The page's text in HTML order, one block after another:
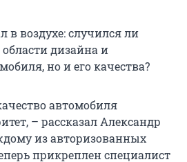
в воздухе: случился ли
дизайна и
но и его качества?
автомобиля
– рассказал Александр
из авторизованных
прикреплен специалист